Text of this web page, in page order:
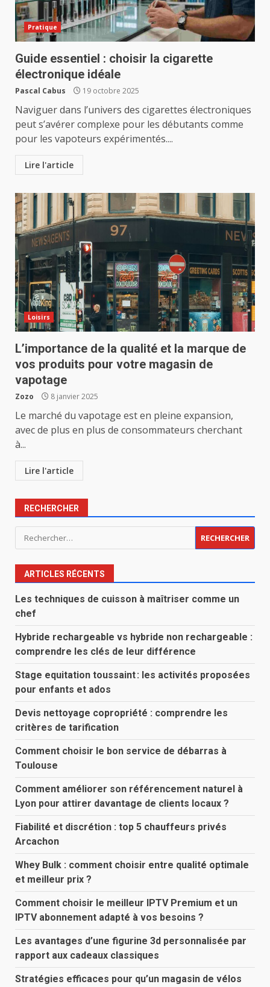
Pratique
Guide essentiel : choisir la cigarette
électronique idéale
Pascal Cabus 19 octobre 2025
Naviguer dans l’univers des cigarettes électroniques
peut s’avérer complexe pour les débutants comme
pour les vapoteurs expérimentés....
Lire l'article
Loisirs
L’importance de la qualité et la marque de
vos produits pour votre magasin de
vapotage
Zozo 8 janvier 2025
Le marché du vapotage est en pleine expansion,
avec de plus en plus de consommateurs cherchant
à...
Lire l'article
RECHERCHER
Rechercher :
ARTICLES RÉCENTS
Les techniques de cuisson à maîtriser comme un
chef
Hybride rechargeable vs hybride non rechargeable :
comprendre les clés de leur différence
Stage equitation toussaint : les activités proposées
pour enfants et ados
Devis nettoyage copropriété : comprendre les
critères de tarification
Comment choisir le bon service de débarras à
Toulouse
Comment améliorer son référencement naturel à
Lyon pour attirer davantage de clients locaux ?
Fiabilité et discrétion : top 5 chauffeurs privés
Arcachon
Whey Bulk : comment choisir entre qualité optimale
et meilleur prix ?
Comment choisir le meilleur IPTV Premium et un
IPTV abonnement adapté à vos besoins ?
Les avantages d’une figurine 3d personnalisée par
rapport aux cadeaux classiques
Stratégies efficaces pour qu’un magasin de vélos